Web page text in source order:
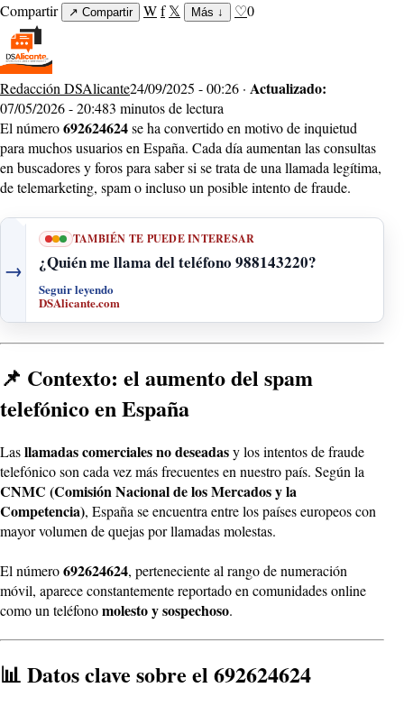
Compartir ↗ Compartir Wf 𝕏 Más ↓ ♡0
Redacción DSAlicante24/09/2025 - 00:26 · Actualizado:
07/05/2026 - 20:483 minutos de lectura
El número692624624se ha convertido en motivo de inquietud
para muchos usuarios en España. Cada día aumentan las consultas
en buscadores y foros para saber si se trata de una llamada legítima,
de telemarketing, spam o incluso un posible intento de fraude.
→
TAMBIÉN TE PUEDE INTERESAR
¿Quién me llama del teléfono 988143220?
Seguir leyendo
DSAlicante.com
📌 Contexto: el aumento del spam
telefónico en España
Lasllamadas comerciales no deseadasy los intentos de fraude
telefónico son cada vez más frecuentes en nuestro país. Según la
CNMC (Comisión Nacional de los Mercados y la
Competencia), España se encuentra entre los países europeos con
mayor volumen de quejas por llamadas molestas.
El número692624624, perteneciente al rango de numeración
móvil, aparece constantemente reportado en comunidades online
como un teléfonomolesto y sospechoso.
📊 Datos clave sobre el 692624624